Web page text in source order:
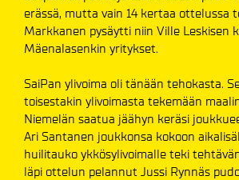
erässä, mutta vain 14 kertaa ottelussa
Markkanen pysäytti niin Ville Leskisen
Mäenalasenkin yritykset.
SaiPan ylivoima oli tänään tehokasta.
toisestakin ylivoimasta tekemään
Niemelän saatua jäähyn keräsi
Ari Santanen joukkonsa kokoon
huilitauko ykkösylivoimalle teki
läpi ottelun pelannut Jussi Rynnäs